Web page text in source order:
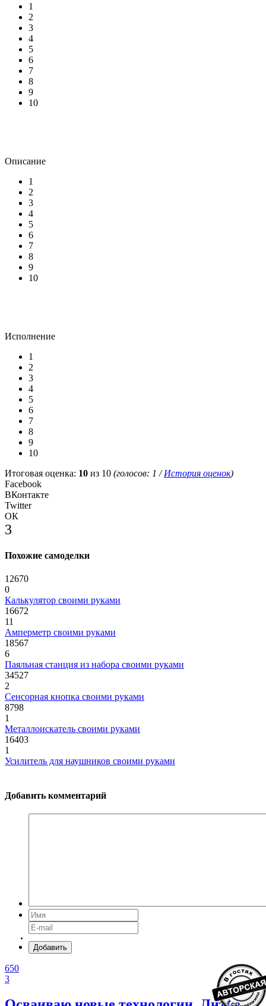
1
2
3
4
5
6
7
8
9
10
Описание
1
2
3
4
5
6
7
8
9
10
Исполнение
1
2
3
4
5
6
7
8
9
10
Итоговая оценка: 10 из 10 (голосов: 1 /История оценок)
Facebook
ВКонтакте
Twitter
ОК
3
Похожие самоделки
12670
0
Калькулятор своими руками
16672
11
Амперметр своими руками
18567
6
Паяльная станция из набора своими руками
34527
2
Сенсорная кнопка своими руками
8798
1
Металлоискатель своими руками
16403
1
Усилитель для наушников своими руками
Добавить комментарий
Добавить
650
3